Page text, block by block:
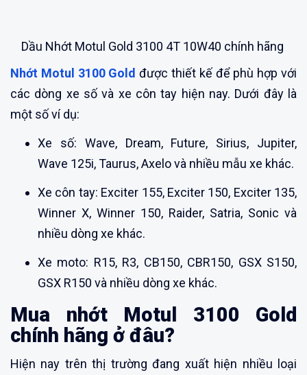
Dầu Nhớt Motul Gold 3100 4T 10W40 chính hãng
Nhớt Motul 3100 Gold được thiết kế để phù hợp với
các dòng xe số và xe côn tay hiện nay. Dưới đây là
một số ví dụ:
Xe số: Wave, Dream, Future, Sirius, Jupiter,
Wave 125i, Taurus, Axelo và nhiều mẫu xe khác.
Xe côn tay: Exciter 155, Exciter 150, Exciter 135,
Winner X, Winner 150, Raider, Satria, Sonic và
nhiều dòng xe khác.
Xe moto: R15, R3, CB150, CBR150, GSX S150,
GSX R150 và nhiều dòng xe khác.
Mua nhớt Motul 3100 Gold
chính hãng ở đâu?
Hiện nay trên thị trường đang xuất hiện nhiều loại